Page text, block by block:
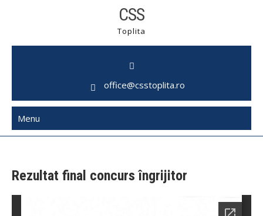
CSS
Toplita
office@csstoplita.ro
Menu
Rezultat final concurs îngrijitor